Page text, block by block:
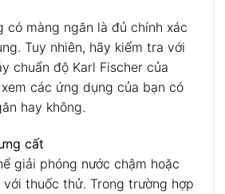
có màng ngăn là đủ chính xác
Tuy nhiên, hãy kiểm tra với
chuẩn độ Karl Fischer của
các ứng dụng của bạn có
hay không.
cất
giải phóng nước chậm hoặc
thuốc thử. Trong trường hợp